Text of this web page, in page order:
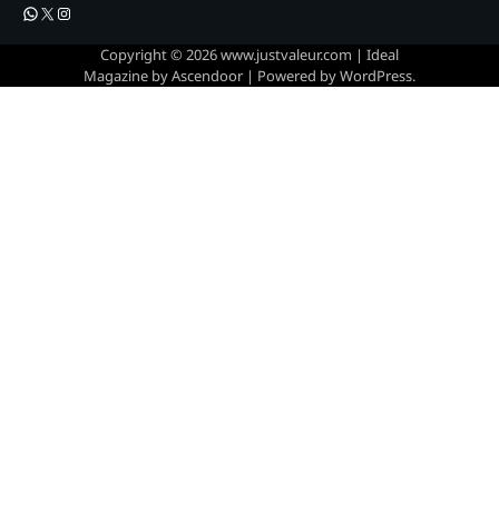
WhatsApp
X Instagram
Copyright © 2026www.justvaleur.com | Ideal
Magazine byAscendoor | Powered byWordPress.